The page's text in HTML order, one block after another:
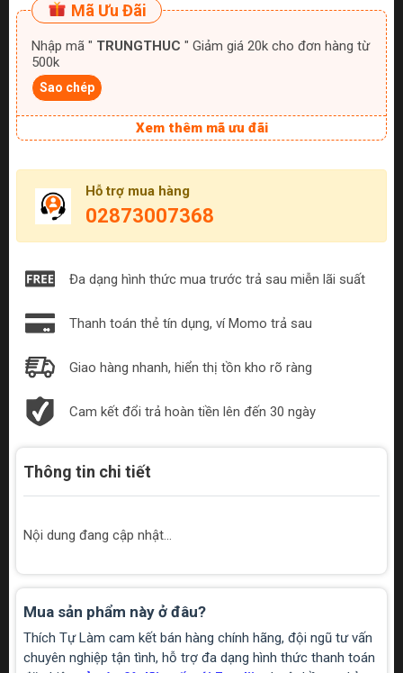
Mã Ưu Đãi
Nhập mã " TRUNGTHUC " Giảm giá 20k cho đơn hàng từ
500k
Sao chép
Xem thêm mã ưu đãi
Hỗ trợ mua hàng
02873007368
Đa dạng hình thức mua trước trả sau miễn lãi suất
Thanh toán thẻ tín dụng, ví Momo trả sau
Giao hàng nhanh, hiển thị tồn kho rõ ràng
Cam kết đổi trả hoàn tiền lên đến 30 ngày
Thông tin chi tiết
Nội dung đang cập nhật...
Mua sản phẩm này ở đâu?
Thích Tự Làm cam kết bán hàng chính hãng, đội ngũ tư vấn
chuyên nghiệp tận tình, hỗ trợ đa dạng hình thức thanh toán